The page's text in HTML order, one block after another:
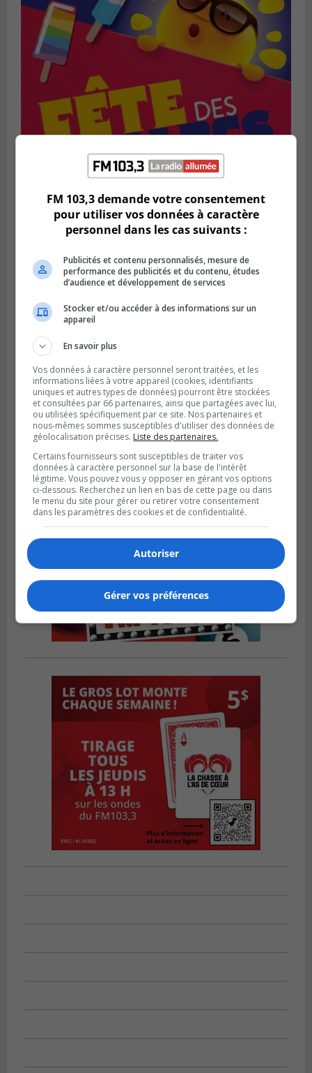
SAINT-BRUNO-DE-MONTARVILLE
Publié le 2 août 2026 à 08h06
Bruno
SAINT-CATHERINE
Publié le 30 juillet 2026 à 07h58
Sainte-Catherine prolonge son aide
financière au Complexe Le Partage
FM 103,3 demande votre consentement
pour utiliser vos données à caractère
personnel dans les cas suivants :
Publicités et contenu personnalisés, mesure de
performance des publicités et du contenu, études
d’audience et développement de services
Stocker et/ou accéder à des informations sur un
appareil
En savoir plus
Vos données à caractère personnel seront traitées, et les
informations liées à votre appareil (cookies, identifiants
uniques et autres types de données) pourront être stockées
et consultées par 66 partenaires, ainsi que partagées avec lui,
ou utilisées spécifiquement par ce site. Nos partenaires et
nous-mêmes sommes susceptibles d'utiliser des données de
géolocalisation précises. Liste des partenaires.
Certains fournisseurs sont susceptibles de traiter vos
données à caractère personnel sur la base de l'intérêt
légitime. Vous pouvez vous y opposer en gérant vos options
ci-dessous. Recherchez un lien en bas de cette page ou dans
le menu du site pour gérer ou retirer votre consentement
dans les paramètres des cookies et de confidentialité.
Autoriser
Gérer vos préférences